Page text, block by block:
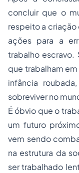
concluir que o
respeito a
ações para a
trabalho escravo.
que trabalham
infância
sobreviver no
É óbvio que o
um futuro
vem sendo
na estrutura da
ser trabalhado